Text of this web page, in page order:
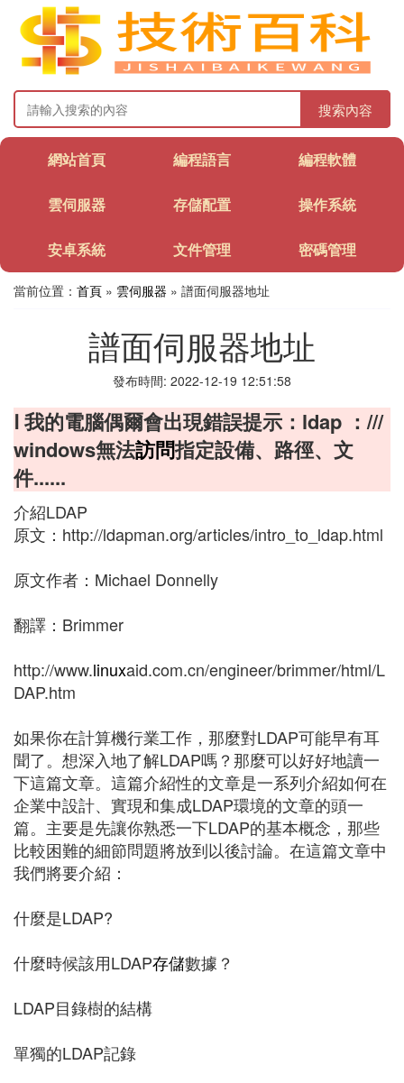
搜索內容
網站首頁 編程語言 編程軟體
雲伺服器 存儲配置 操作系統
安卓系統 文件管理 密碼管理
當前位置： 首頁 » 雲伺服器 » 譜面伺服器地址
譜面伺服器地址
發布時間: 2022-12-19 12:51:58
Ⅰ 我的電腦偶爾會出現錯誤提示：ldap ：///
windows無法訪問指定設備、路徑、文
件......
介紹LDAP
原文：http://ldapman.org/articles/intro_to_ldap.html
原文作者：Michael Donnelly
翻譯：Brimmer
http://www.linuxaid.com.cn/engineer/brimmer/html/L
DAP.htm
如果你在計算機行業工作，那麼對LDAP可能早有耳
聞了。想深入地了解LDAP嗎？那麼可以好好地讀一
下這篇文章。這篇介紹性的文章是一系列介紹如何在
企業中設計、實現和集成LDAP環境的文章的頭一
篇。主要是先讓你熟悉一下LDAP的基本概念，那些
比較困難的細節問題將放到以後討論。在這篇文章中
我們將要介紹：
什麼是LDAP?
什麼時候該用LDAP存儲數據？
LDAP目錄樹的結構
單獨的LDAP記錄